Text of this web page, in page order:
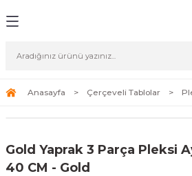
Tablolar
Tablolar
Sanat
Anasayfa Çerçeveli Tablolar
Gold Yaprak 3 Parça Pleksi
40 CM - Gold